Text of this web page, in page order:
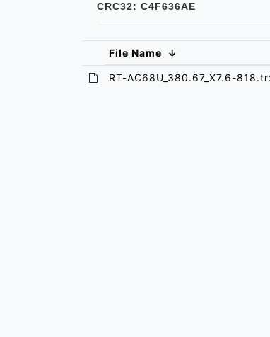
CRC32: C4F636AE
File Name ↓
RT-AC68U_380.67_X7.6-